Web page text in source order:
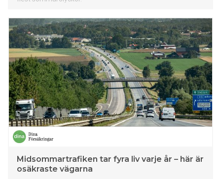
Midsommartrafiken tar fyra liv varje år – här är
osäkraste vägarna